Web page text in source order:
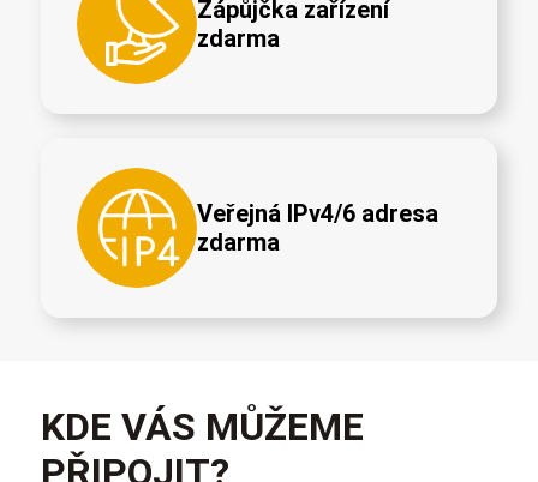
Zápůjčka zařízení
zdarma
Veřejná IPv4/6 adresa
zdarma
KDE VÁS MŮŽEME
PŘIPOJIT?